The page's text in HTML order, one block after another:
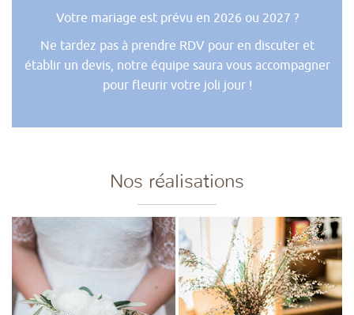
Votre mariage est prévu en 2026 ou 2027 ?
Ne tardez pas à prendre RDV pour en discuter et
établir un devis, notre équipe saura vous accompagner
pour fleurir votre joli jour !
Nos réalisations